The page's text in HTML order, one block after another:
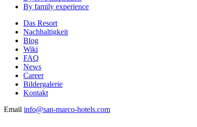
By family experience
Das Resort
Nachhaltigkeit
Blog
Wiki
FAQ
News
Career
Bildergalerie
Kontakt
Email info@san-marco-hotels.com